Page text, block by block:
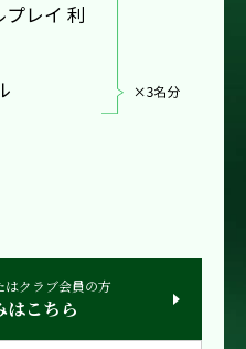
レイ 利
はクラブ会員の方
はこちら